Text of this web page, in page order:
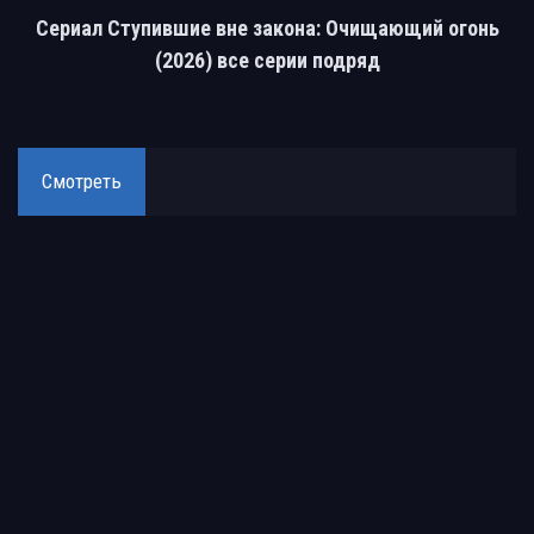
Сериал Ступившие вне закона: Очищающий огонь
(2026) все серии подряд
Смотреть